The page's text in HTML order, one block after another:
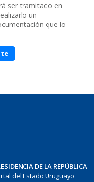
ser tramitado en
un
que lo
DE LA REPÚBLICA
del Estado Uruguayo